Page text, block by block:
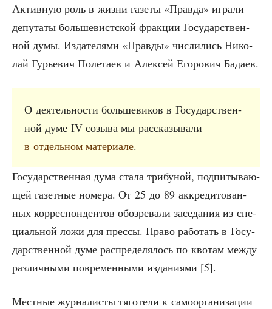
Актив­ную роль в жиз­ни газе­ты «Прав­да» игра­ли
депу­та­ты боль­ше­вист­ской фрак­ции Госу­дар­ствен­
ной думы. Изда­те­ля­ми «Прав­ды» чис­ли­лись Нико­
лай Гурье­вич Поле­та­ев и Алек­сей Его­ро­вич Бадаев.
О дея­тель­но­сти боль­ше­ви­ков в Госу­дар­ствен­
ной думе IV созы­ва мы рас­ска­зы­ва­ли
в отдель­ном мате­ри­а­ле.
Госу­дар­ствен­ная дума ста­ла три­бу­ной, под­пи­ты­ва­ю­
щей газет­ные номе­ра. От 25 до 89 аккре­ди­то­ван­
ных кор­ре­спон­ден­тов обо­зре­ва­ли засе­да­ния из спе­
ци­аль­ной ложи для прес­сы. Пра­во рабо­тать в Госу­
дар­ствен­ной думе рас­пре­де­ля­лось по кво­там меж­ду
раз­лич­ны­ми повре­мен­ны­ми изда­ни­я­ми [5].
Мест­ные жур­на­ли­сты тяго­те­ли к само­ор­га­ни­за­ции